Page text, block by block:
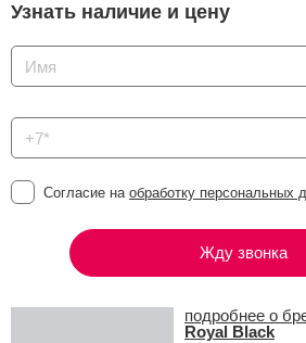
Узнать наличие и цену
Согласие на обработку персональных
Жду звонка
подробнее о
Royal Black